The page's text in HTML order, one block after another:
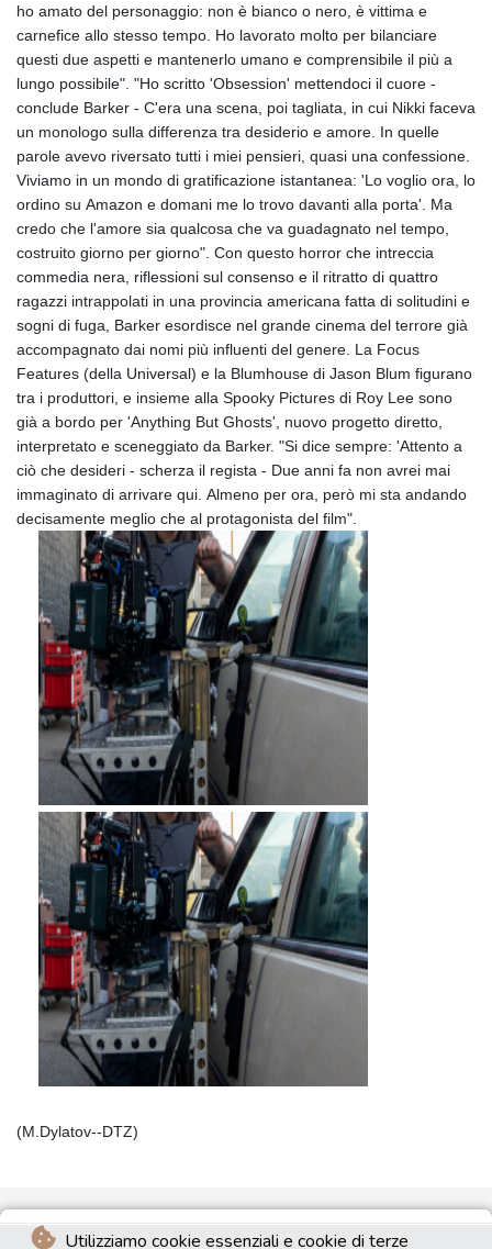
Utilizziamo cookie essenziali e cookie di terze
ho amato del personaggio: non è bianco o nero, è vittima e
carnefice allo stesso tempo. Ho lavorato molto per bilanciare
questi due aspetti e mantenerlo umano e comprensibile il più a
lungo possibile". "Ho scritto 'Obsession' mettendoci il cuore -
conclude Barker - C'era una scena, poi tagliata, in cui Nikki faceva
un monologo sulla differenza tra desiderio e amore. In quelle
parole avevo riversato tutti i miei pensieri, quasi una confessione.
Viviamo in un mondo di gratificazione istantanea: 'Lo voglio ora, lo
ordino su Amazon e domani me lo trovo davanti alla porta'. Ma
credo che l'amore sia qualcosa che va guadagnato nel tempo,
costruito giorno per giorno". Con questo horror che intreccia
commedia nera, riflessioni sul consenso e il ritratto di quattro
ragazzi intrappolati in una provincia americana fatta di solitudini e
sogni di fuga, Barker esordisce nel grande cinema del terrore già
accompagnato dai nomi più influenti del genere. La Focus
Features (della Universal) e la Blumhouse di Jason Blum figurano
tra i produttori, e insieme alla Spooky Pictures di Roy Lee sono
già a bordo per 'Anything But Ghosts', nuovo progetto diretto,
interpretato e sceneggiato da Barker. "Si dice sempre: 'Attento a
ciò che desideri - scherza il regista - Due anni fa non avrei mai
immaginato di arrivare qui. Almeno per ora, però mi sta andando
decisamente meglio che al protagonista del film".
(M.Dylatov--DTZ)